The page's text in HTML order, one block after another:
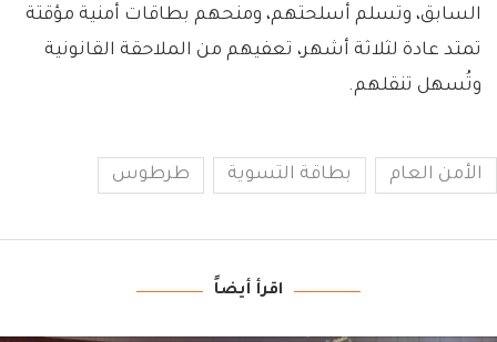
السابق، وتسلم أسلحتهم، ومنحهم بطاقات أمنية مؤقتة
تمتد عادة لثلاثة أشهر، تعفيهم من الملاحقة القانونية
وتُسهل تنقلهم.
الأمن العام بطاقة التسوية طرطوس
اقرأ أيضاً